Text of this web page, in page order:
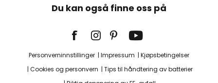
Du kan også finne oss på
Personverninnstillinger Impressum
Kjøpsbetingelser
Cookies og personvern
Tips til håndtering av batterier